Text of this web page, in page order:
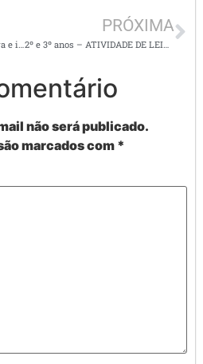
3º ANO – Atividades de leitura e interpretação de texto : Minha família feliz
PRÓXIMA
2º e 3º anos – ATIVIDADE DE LEITURA E INTERPRETAÇÃO DE TEXTO – Ortografia CH
não será publicado.
marcados com *